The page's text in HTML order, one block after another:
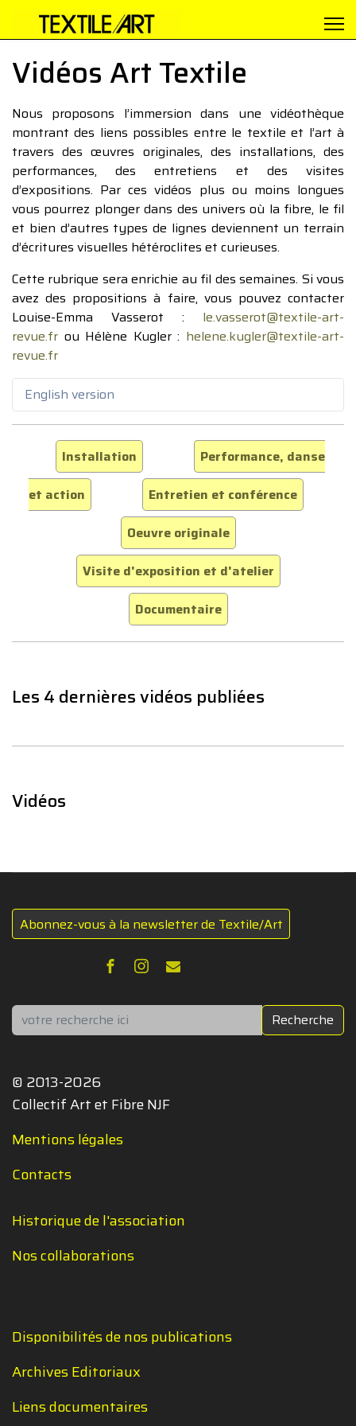
Vidéos Art Textile
Nous proposons l’immersion dans une vidéothèque
montrant des liens possibles entre le textile et l’art à
travers des œuvres originales, des installations, des
performances, des entretiens et des visites
d’expositions. Par ces vidéos plus ou moins longues
vous pourrez plonger dans des univers où la fibre, le fil
et bien d’autres types de lignes deviennent un terrain
d’écritures visuelles hétéroclites et curieuses.
Cette rubrique sera enrichie au fil des semaines. Si vous
avez des propositions à faire, vous pouvez contacter
Louise-Emma Vasserot : le.vasserot@textile-art-
revue.fr ou Hélène Kugler : helene.kugler@textile-art-
revue.fr
English version
Installation
Performance, danse
et action
Entretien et conférence
Oeuvre originale
Visite d'exposition et d'atelier
Documentaire
Les 4 dernières vidéos publiées
Vidéos
Abonnez-vous à la newsletter de Textile/Art
Rechercher Recherche
© 2013-2026
Collectif Art et Fibre NJF
Mentions légales
Contacts
Historique de l'association
Nos collaborations
Disponibilités de nos publications
Archives Editoriaux
Liens documentaires